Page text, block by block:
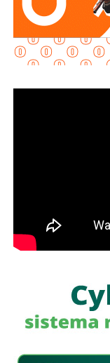
“Son acuerdos
mercado (…)
canasta PACIC, el
permite disminuir
punto de venta de